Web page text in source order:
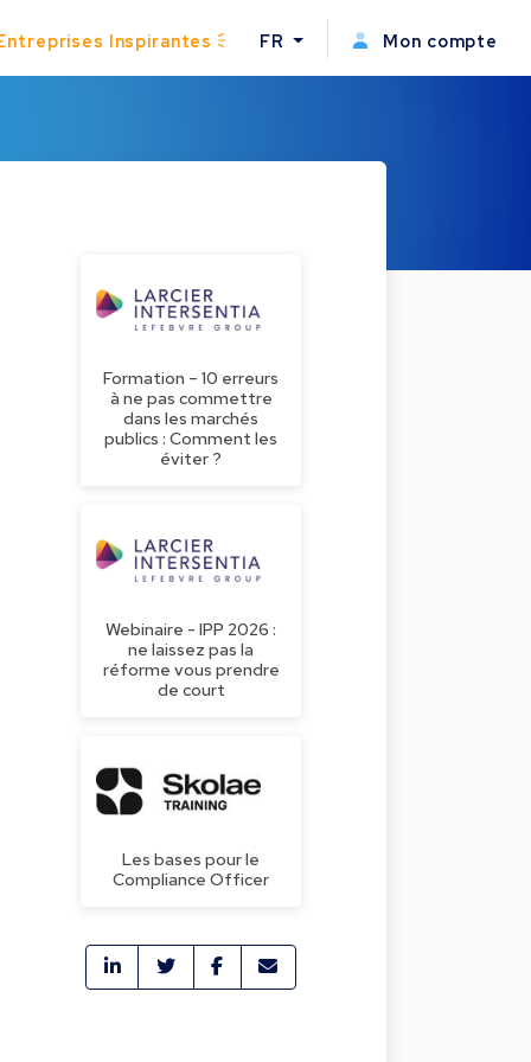
Inspirantes FR Mon compte
Formation – 10 erreurs
à ne pas commettre
dans les marchés
publics : Comment les
éviter ?
Webinaire - IPP 2026 :
ne laissez pas la
réforme vous prendre
de court
Les bases pour le
Compliance Officer